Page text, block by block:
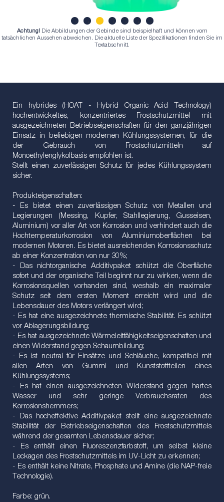
1 2 3 4 5 6 7
Achtung! Die Abbildungen der Gebinde sind beispielhaft und können vom
tatsächlichen Aussehen abweichen. Die aktuelle Liste der Spezifikationen finden Sie im
Textabschnitt.
Ein hybrides (HOAT - Hybrid Organic Acid Technology)
hochentwickeltes, konzentriertes Frostschutzmittel mit
ausgezeichneten Betriebseigenschaften für den ganzjährigen
Einsatz in beliebigen modernen Kühlungssystemen, für die
der Gebrauch von Frostschutzmitteln auf
Monoethylenglykolbasis empfohlen ist.
Stellt einen zuverlässigen Schutz für jedes Kühlungssystem
sicher.
Produkteigenschaften:
- Es bietet einen zuverlässigen Schutz von Metallen und
Legierungen (Messing, Kupfer, Stahllegierung, Gusseisen,
Aluminium) vor aller Art von Korrosion und verhindert auch die
Hochtemperaturkorrosion von Aluminiumoberflächen bei
modernen Motoren. Es bietet ausreichenden Korrosionsschutz
ab einer Konzentration von nur 30%;
- Das nichtorganische Additivpaket schützt die Oberfläche
sofort und der organische Teil beginnt nur zu wirken, wenn die
Korrosionsquellen vorhanden sind, weshalb ein maximaler
Schutz seit dem ersten Moment erreicht wird und die
Lebensdauer des Motors verlängert wird;
- Es hat eine ausgezeichnete thermische Stabilität. Es schützt
vor Ablagerungsbildung;
- Es hat ausgezeichnete Wärmeleitfähigkeitseigenschaften und
einen Widerstand gegen Schaumbildung;
- Es ist neutral für Einsätze und Schläuche, kompatibel mit
allen Arten von Gummi und Kunststoffteilen eines
Kühlungssystems;
- Es hat einen ausgezeichneten Widerstand gegen hartes
Wasser und sehr geringe Verbrauchsraten des
Korrosionshemmers;
- Das hocheffektive Additivpaket stellt eine ausgezeichnete
Stabilität der Betriebseigenschaften des Frostschutzmittels
während der gesamten Lebensdauer sicher;
- Es enthält einen Fluoreszenzfarbstoff, um selbst kleine
Leckagen des Frostschutzmittels im UV-Licht zu erkennen;
- Es enthält keine Nitrate, Phosphate und Amine (die NAP-freie
Technologie).
Farbe: grün.